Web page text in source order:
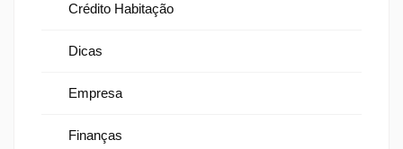
Crédito Habitação
Dicas
Empresa
Finanças